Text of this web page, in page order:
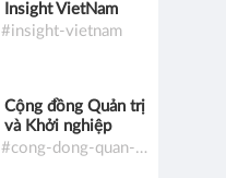
Insight VietNam
#insight-vietnam
Cộng đồng Quản trị
và Khởi nghiệp
#cong-dong-quan-tri-va-khoi-nghiep